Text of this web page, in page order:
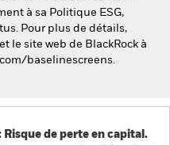
à sa Politique ESG,
Pour plus de détails,
le site web de BlackRock à
baselinescreens.
Risque de perte en capital.